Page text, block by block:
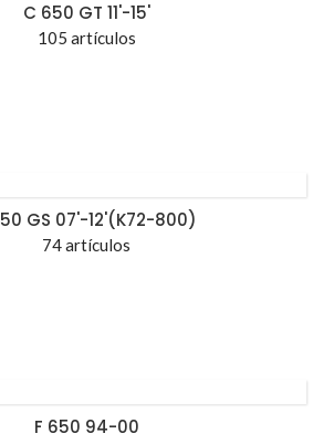
C 650 GT 11'-15'
105 artículos
GS 07'-12'(K72-800)
74 artículos
F 650 94-00